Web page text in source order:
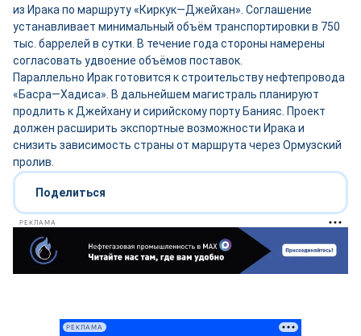
из Ирака по маршруту «Киркук—Джейхан». Соглашение
устанавливает минимальный объём транспортировки в 750
тыс. баррелей в сутки. В течение года стороны намерены
согласовать удвоение объёмов поставок.
Параллельно Ирак готовится к строительству нефтепровода
«Басра—Хадиса». В дальнейшем магистраль планируют
продлить к Джейхану и сирийскому порту Банияс. Проект
должен расширить экспортные возможности Ирака и
снизить зависимость страны от маршрута через Ормузский
пролив.
Поделиться
РЕКЛАМА
РЕКЛАМА